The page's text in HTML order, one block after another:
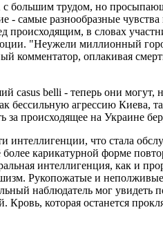
с большим трудом, но
- самые разнообразные
происходящим, в словах
"Неужели миллионный
комментатор, оплакивая
casus belli - теперь они могут,
бессильную агрессию Киева,
происходящее на Украине
что стала
карикатурной форме
интеллигенция, как и
Рукопожатые и
наблюдатель мог увидеть
которая останется